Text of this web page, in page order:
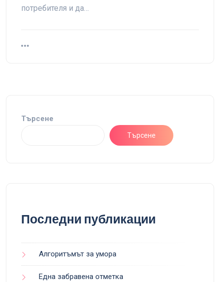
потребителя и да…
Търсене
Търсене
Последни публикации
Алгоритъмът за умора
Една забравена отметка